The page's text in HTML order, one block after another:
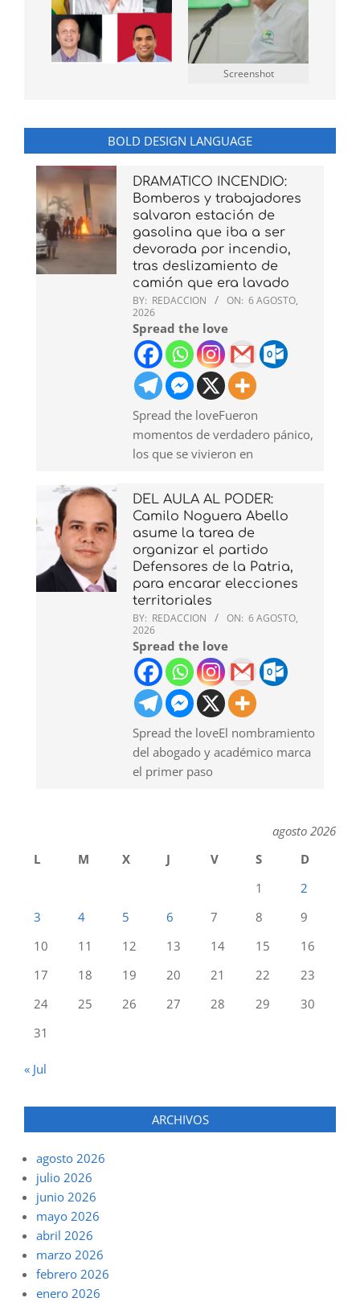
Screenshot
BOLD DESIGN LANGUAGE
DRAMATICO INCENDIO:
Bomberos y trabajadores
salvaron estación de
gasolina que iba a ser
devorada por incendio,
tras deslizamiento de
camión que era lavado
BY: REDACCION ON: 6 AGOSTO,
2026
Spread the love
Spread the loveFueron
momentos de verdadero pánico,
los que se vivieron en
DEL AULA AL PODER:
Camilo Noguera Abello
asume la tarea de
organizar el partido
Defensores de la Patria,
para encarar elecciones
territoriales
BY: REDACCION ON: 6 AGOSTO,
2026
Spread the love
Spread the loveEl nombramiento
del abogado y académico marca
el primer paso
agosto 2026
L
M X J V S
D
1
2
3
4 5 6 7 8
9
10
11 12 13 14 15
16
17
18 19 20 21 22
23
24
25 26 27 28 29
30
31
« Jul
ARCHIVOS
agosto 2026
julio 2026
junio 2026
mayo 2026
abril 2026
marzo 2026
febrero 2026
enero 2026